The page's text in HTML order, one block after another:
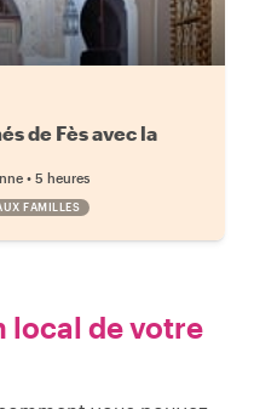
de Fès avec la
• 5 heures
FAMILLES
local de votre